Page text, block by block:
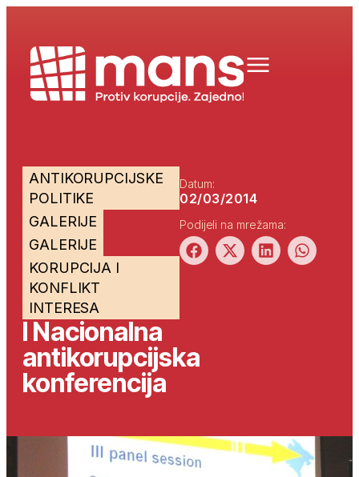
ANTIKORUPCIJSKE
POLITIKE
GALERIJE
GALERIJE
KORUPCIJA I
KONFLIKT
INTERESA
I Nacionalna
antikorupcijska
konferencija
Datum:
02/03/2014
Podijeli na mrežama: